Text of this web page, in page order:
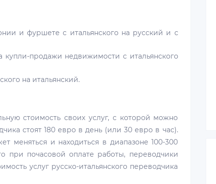
и фуршете с итальянского на русский и с
продажи недвижимости с итальянского
на итальянский.
стоимость своих услуг, с которой можно
стоят 180 евро в день (или 30 евро в час).
меняться и находиться в диапазоне 100-300
при почасовой оплате работы, переводчики
услуг русско-итальянского переводчика